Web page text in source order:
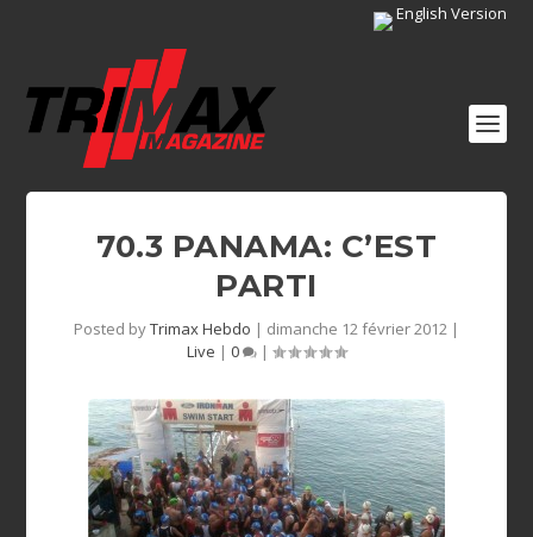
English Version
70.3 PANAMA: C’EST
PARTI
Posted byTrimax Hebdo | dimanche 12 février 2012 |
Live | 0 |